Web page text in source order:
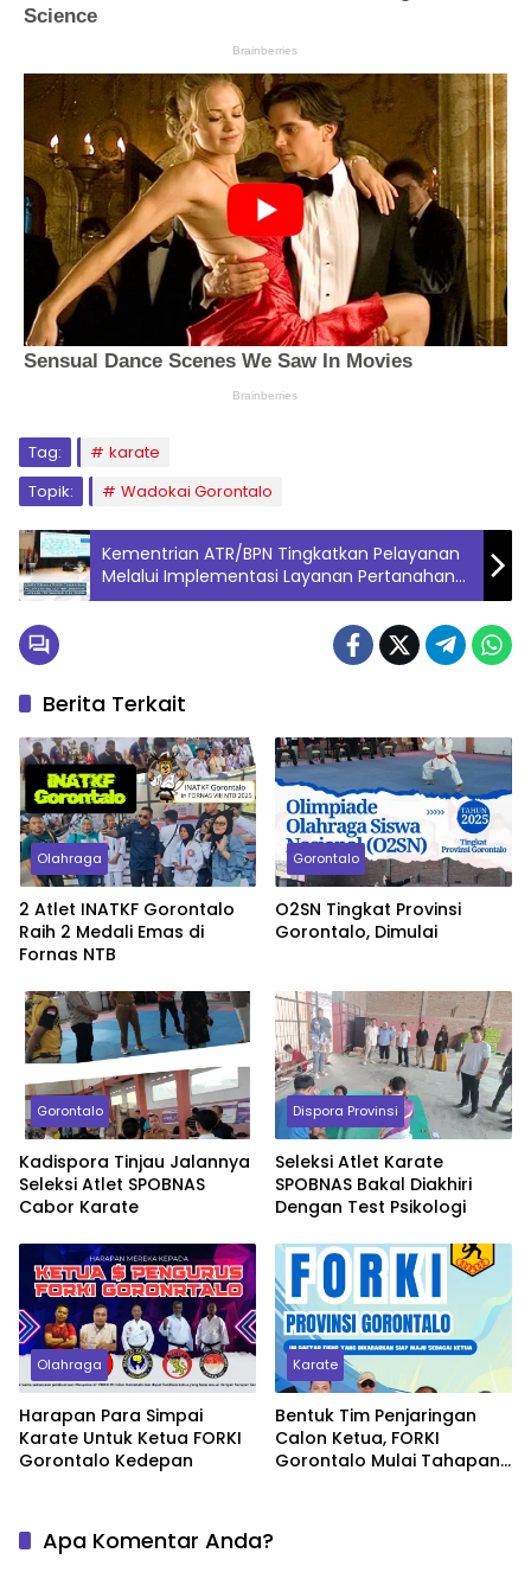
Tag:
karate
Topik:
Wadokai Gorontalo
Kementrian ATR/BPN Tingkatkan Pelayanan
Melalui Implementasi Layanan Pertanahan
Elektronik
Berita Terkait
Olahraga
2 Atlet INATKF Gorontalo
Raih 2 Medali Emas di
Fornas NTB
Gorontalo
O2SN Tingkat Provinsi
Gorontalo, Dimulai
Gorontalo
Kadispora Tinjau Jalannya
Seleksi Atlet SPOBNAS
Cabor Karate
Dispora Provinsi
Seleksi Atlet Karate
SPOBNAS Bakal Diakhiri
Dengan Test Psikologi
Olahraga
Harapan Para Simpai
Karate Untuk Ketua FORKI
Gorontalo Kedepan
Karate
Bentuk Tim Penjaringan
Calon Ketua, FORKI
Gorontalo Mulai Tahapan
Apa Komentar Anda?